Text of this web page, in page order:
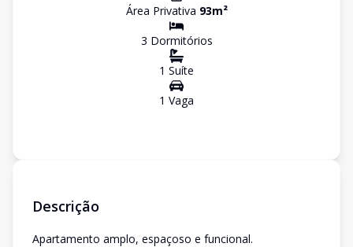
Área Privativa 93m²
3 Dormitórios
1 Suíte
1 Vaga
Descrição
Apartamento amplo, espaçoso e funcional.